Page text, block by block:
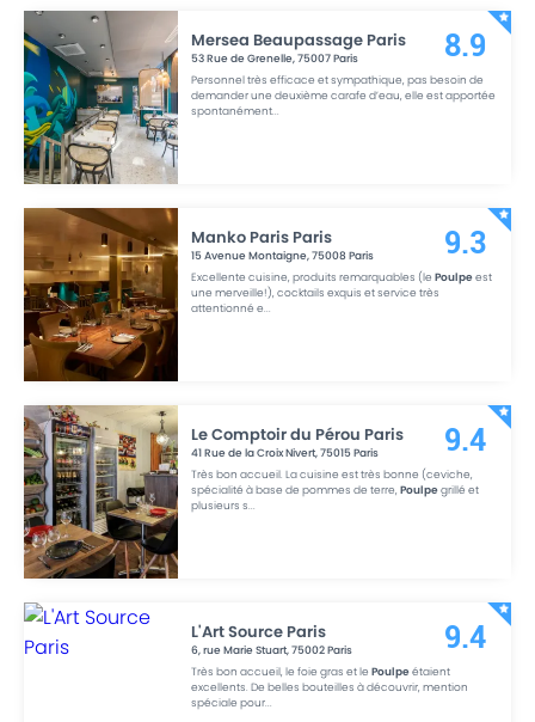
Mersea Beaupassage Paris
53 Rue de Grenelle,75007Paris
Personnel très efficace et sympathique, pas besoin de
demander une deuxième carafe d’eau, elle est apportée
spontanément...
8.9
Manko Paris Paris
15 Avenue Montaigne,75008 Paris
Excellente cuisine, produits remarquables (lePoulpeest
une merveille!), cocktails exquis et service très
attentionné e...
9.3
Le Comptoir du Pérou Paris
41 Rue de la Croix Nivert,75015Paris
Très bon accueil. La cuisine est très bonne (ceviche,
spécialité à base de pommes de terre,Poulpegrillé et
plusieurs s...
9.4
L'Art Source Paris
6, rue Marie Stuart,75002Paris
Très bon accueil, le foie gras et lePoulpeétaient
excellents. De belles bouteilles à découvrir, mention
spéciale pour...
9.4